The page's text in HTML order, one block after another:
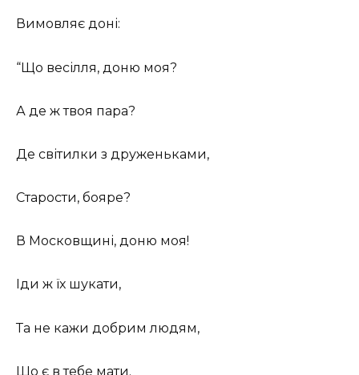
Вимовляє доні:
“Що весілля, доню моя?
А де ж твоя пара?
Де світилки з друженьками,
Старости, бояре?
В Московщині, доню моя!
Іди ж їх шукати,
Та не кажи добрим людям,
Що є в тебе мати.